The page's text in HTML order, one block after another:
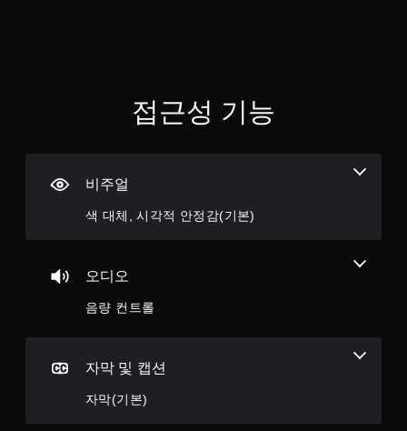
접근성 기능
비주얼
색 대체, 시각적 안정감(기본)
오디오
음량 컨트롤
자막 및 캡션
자막(기본)
지
고
플
이
능
버
을
게